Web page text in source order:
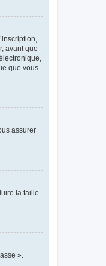
avant que
que vous
assurer
la taille
».